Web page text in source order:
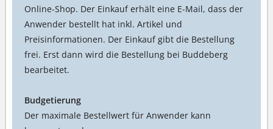
Online-Shop. Der Einkauf erhält eine E-Mail, dass der
Anwender bestellt hat inkl. Artikel und
Preisinformationen. Der Einkauf gibt die Bestellung
frei. Erst dann wird die Bestellung bei Buddeberg
bearbeitet.
Budgetierung
Der maximale Bestellwert für Anwender kann